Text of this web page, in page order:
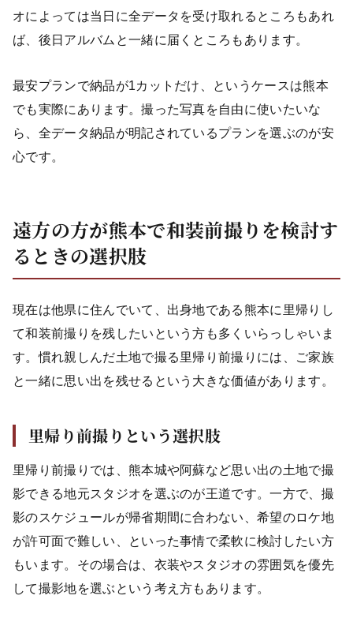
オによっては当日に全データを受け取れるところもあれ
ば、後日アルバムと一緒に届くところもあります。
最安プランで納品が1カットだけ、というケースは熊本
でも実際にあります。撮った写真を自由に使いたいな
ら、全データ納品が明記されているプランを選ぶのが安
心です。
遠方の方が熊本で和装前撮りを検討す
るときの選択肢
現在は他県に住んでいて、出身地である熊本に里帰りし
て和装前撮りを残したいという方も多くいらっしゃいま
す。慣れ親しんだ土地で撮る里帰り前撮りには、ご家族
と一緒に思い出を残せるという大きな価値があります。
里帰り前撮りという選択肢
里帰り前撮りでは、熊本城や阿蘇など思い出の土地で撮
影できる地元スタジオを選ぶのが王道です。一方で、撮
影のスケジュールが帰省期間に合わない、希望のロケ地
が許可面で難しい、といった事情で柔軟に検討したい方
もいます。その場合は、衣装やスタジオの雰囲気を優先
して撮影地を選ぶという考え方もあります。